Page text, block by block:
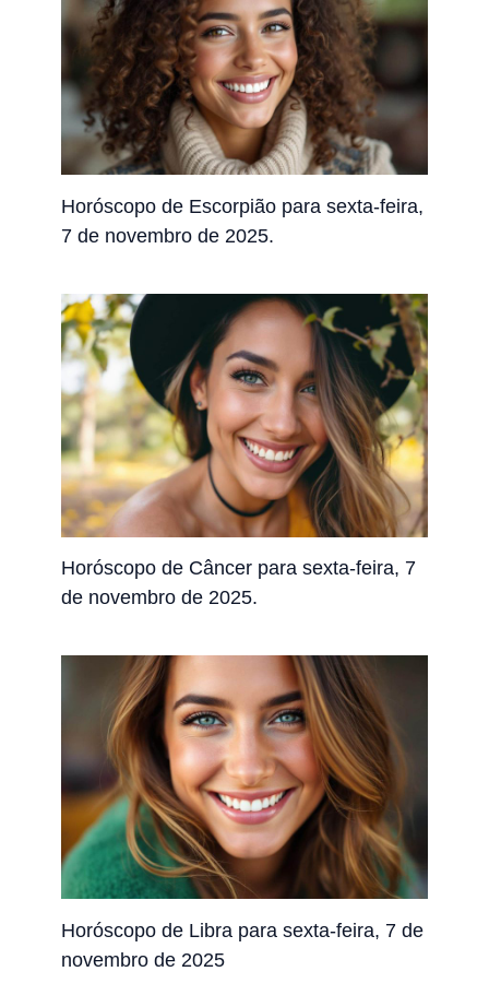
Horóscopo de Escorpião para sexta-feira,
7 de novembro de 2025.
Horóscopo de Câncer para sexta-feira, 7
de novembro de 2025.
Horóscopo de Libra para sexta-feira, 7 de
novembro de 2025